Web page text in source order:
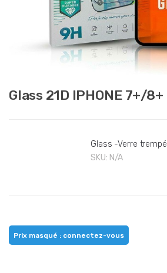
Glass 21D IPHONE 7+/8+
Glass -Verre trempé
SKU: N/A
Prix masqué : connectez-vous